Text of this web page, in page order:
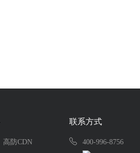
高防CDN
联系方式
400-996-8756